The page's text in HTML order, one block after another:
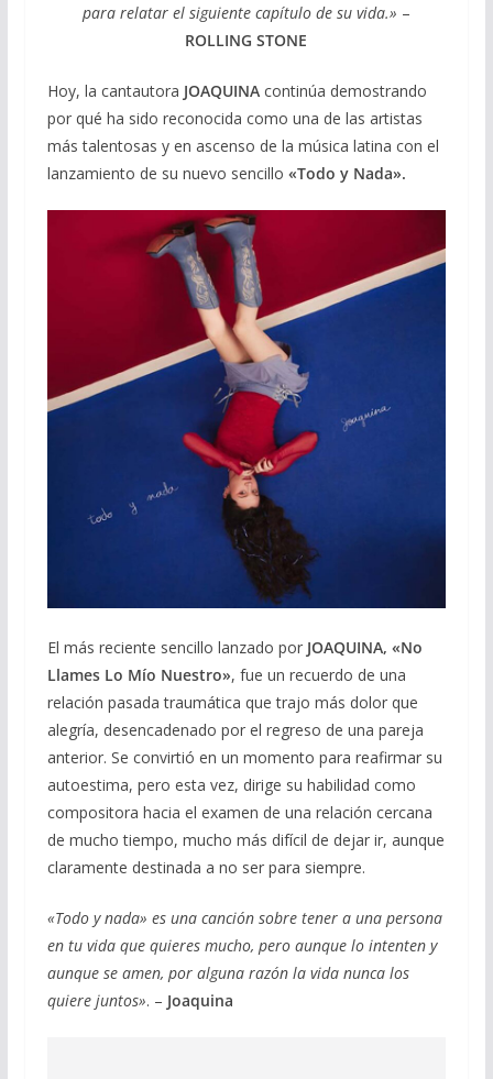
para relatar el siguiente capítulo de su vida.» –
ROLLING STONE
Hoy, la cantautora JOAQUINAcontinúa demostrando
por qué ha sido reconocida como una de las artistas
más talentosas y en ascenso de la música latina con el
lanzamiento de su nuevo sencillo «Todo y Nada».
El más reciente sencillo lanzado por JOAQUINA, «No
Llames Lo Mío Nuestro», fue un recuerdo de una
relación pasada traumática que trajo más dolor que
alegría, desencadenado por el regreso de una pareja
anterior. Se convirtió en un momento para reafirmar su
autoestima, pero esta vez, dirige su habilidad como
compositora hacia el examen de una relación cercana
de mucho tiempo, mucho más difícil de dejar ir, aunque
claramente destinada a no ser para siempre.
«Todo y nada» es una canción sobre tener a una persona
en tu vida que quieres mucho, pero aunque lo intenten y
aunque se amen, por alguna razón la vida nunca los
quiere juntos». – Joaquina